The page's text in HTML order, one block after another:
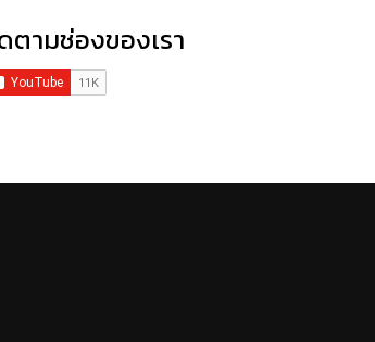
ตามช่องของเรา